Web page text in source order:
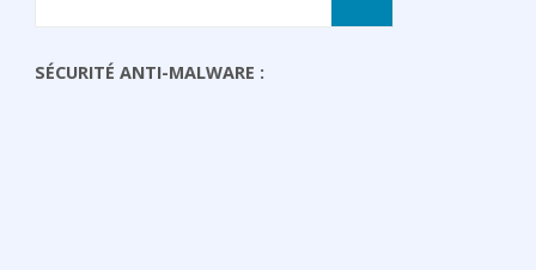
SÉCURITÉ ANTI-MALWARE :